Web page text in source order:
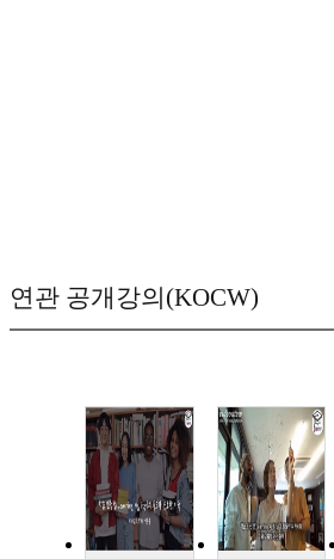
연관 공개강의(KOCW)